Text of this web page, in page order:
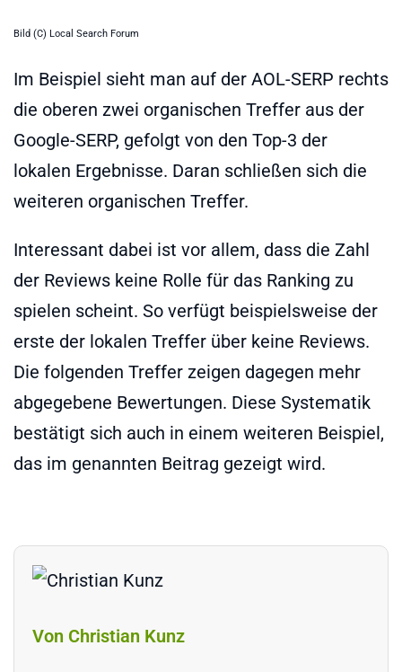
Bild (C) Local Search Forum
Im Beispiel sieht man auf der AOL-SERP rechts
die oberen zwei organischen Treffer aus der
Google-SERP, gefolgt von den Top-3 der
lokalen Ergebnisse. Daran schließen sich die
weiteren organischen Treffer.
Interessant dabei ist vor allem, dass die Zahl
der Reviews keine Rolle für das Ranking zu
spielen scheint. So verfügt beispielsweise der
erste der lokalen Treffer über keine Reviews.
Die folgenden Treffer zeigen dagegen mehr
abgegebene Bewertungen. Diese Systematik
bestätigt sich auch in einem weiteren Beispiel,
das im genannten Beitrag gezeigt wird.
Von Christian Kunz